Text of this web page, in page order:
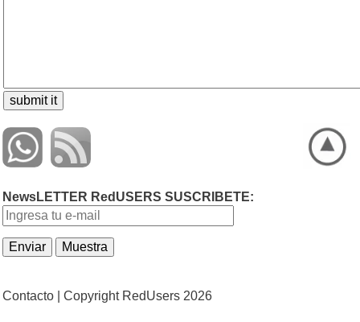
NewsLETTER RedUSERS SUSCRIBETE:
Contacto | Copyright RedUsers 2026